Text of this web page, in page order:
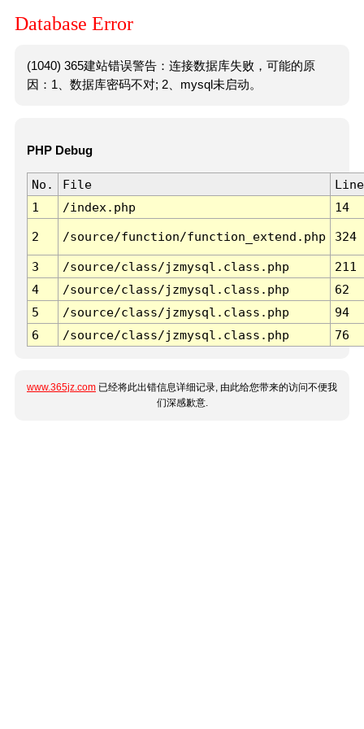
Database Error
(1040) 365建站错误警告：连接数据库失败，可能的原
因：1、数据库密码不对; 2、mysql未启动。
PHP Debug
No. File
Line
1
/index.php 14
2 /source/function/function_extend.php 324
3 /source/class/jzmysql.class.php
211
4
/source/class/jzmysql.class.php
62
5
/source/class/jzmysql.class.php
94
6
/source/class/jzmysql.class.php 76
www.365jz.com 已经将此出错信息详细记录, 由此给您带来的访问不便我
们深感歉意.